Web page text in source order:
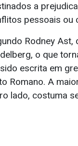
a
pessoais ou
Rodney
o que
escrita em
Romano. A
lado, costuma